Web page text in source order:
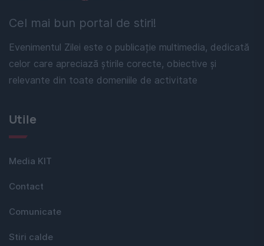
Cel mai bun portal de stiri!
Evenimentul Zilei este o publicație multimedia, dedicată
celor care apreciază știrile corecte, obiective și
relevante din toate domeniile de activitate
Utile
Media KIT
Contact
Comunicate
Stiri calde